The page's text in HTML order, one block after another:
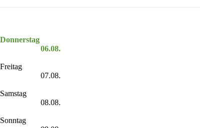
Donnerstag
06.08.
Freitag
07.08.
Samstag
08.08.
Sonntag